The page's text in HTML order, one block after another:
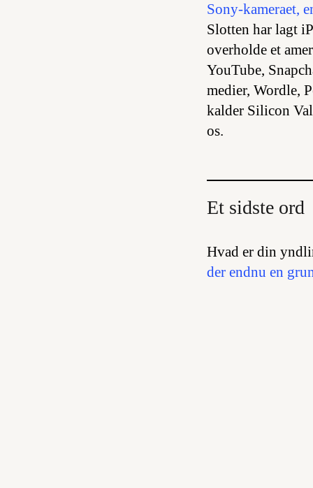
Sony-kameraet,
Slotten har lagt
overholde et
YouTube,
medier, Wordle,
kalder Silicon
os.
Et sidste ord
Hvad er din
der endnu en